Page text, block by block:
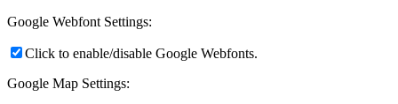
Google Webfont Settings:
Click to enable/disable Google Webfonts.
Google Map Settings: